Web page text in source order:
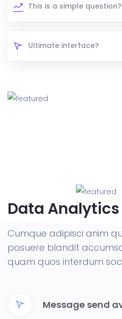
This is a simple question?
Ultimate interface?
Data Analytics
Cumque adipisci anim
posuere blandit
quam quos interdum
Message send